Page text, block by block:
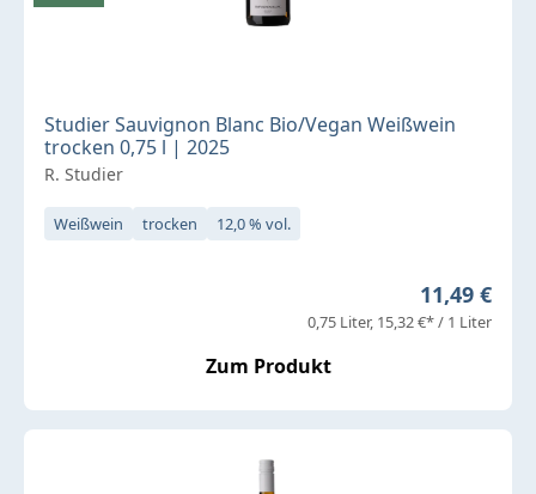
Studier Sauvignon Blanc Bio/Vegan Weißwein
trocken 0,75 l | 2025
R. Studier
Weißwein trocken 12,0 % vol.
Regulärer
11,49 €
0,75 Liter 15,32 €* / 1 Liter
Zum Produkt